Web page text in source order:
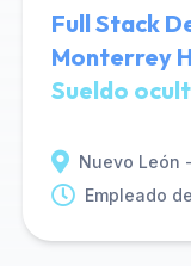
Full Stack
Monterrey
Sueldo
Nuevo León
Empleado